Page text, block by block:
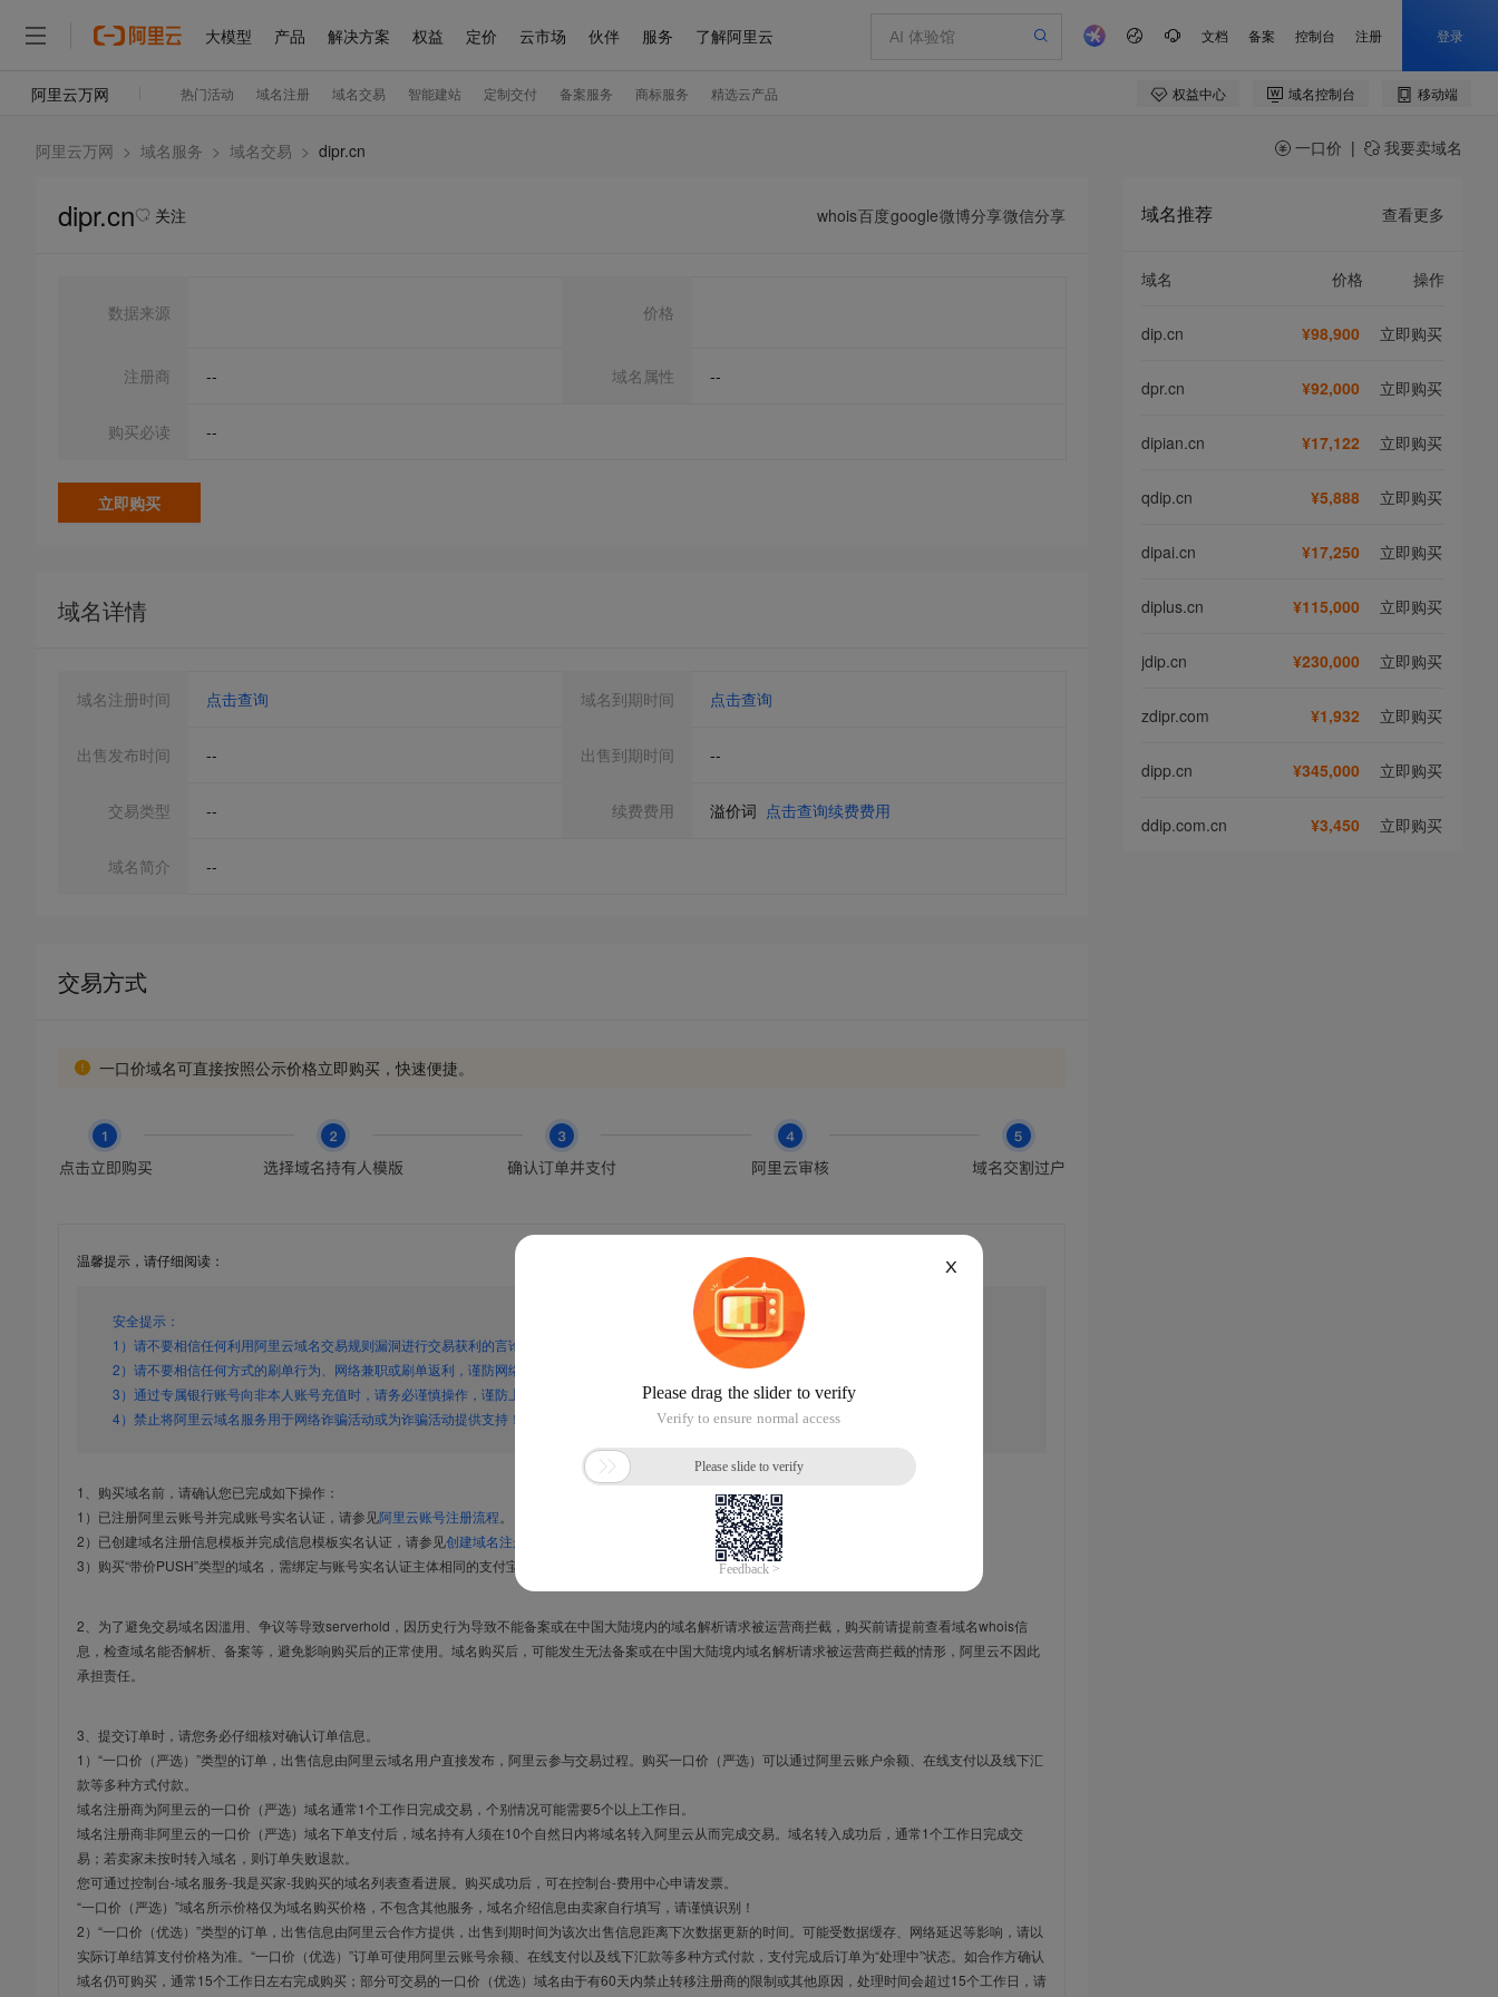
阿里云万网 > 域名服务 > 域名交易 > dipr.cn 一口价 | 我要卖域名
dipr.cn 关注 whois百度google微博分享微信分享
数据来源 价格
注册商 -- 域名属性 --
购买必读 --
立即购买
域名详情
域名注册时间 点击查询 域名到期时间 点击查询
出售发布时间 -- 出售到期时间 --
交易类型 -- 续费费用 溢价词 点击查询续费费用
域名简介 --
交易方式
一口价域名可直接按照公示价格立即购买，快速便捷。
温馨提示，请仔细阅读：
安全提示：
1）请不要相信任何利用阿里云域名交易规则漏洞进行交易获利的言论，谨防上当受骗！
2）请不要相信任何方式的刷单行为、网络兼职或刷单返利，谨防网络诈骗！
3）通过专属银行账号向非本人账号充值时，请务必谨慎操作，谨防上当受骗！
4）禁止将阿里云域名服务用于网络诈骗活动或为诈骗活动提供支持！
1、购买域名前，请确认您已完成如下操作：
1）已注册阿里云账号并完成账号实名认证，请参见阿里云账号注册流程
2）已创建域名注册信息模板并完成信息模板实名认证，请参见创建域名注册信息模板
3）购买“带价PUSH”类型的域名，需绑定与账号实名认证主体相同的支付宝，进入
完成绑定。
2、为了避免交易域名因滥用、争议等导致serverhold，因历史行为导致不能备案或在中国大陆境内的域名解析请求被运营商拦截，购买前请提前查看域名whois信
息，检查域名能否解析、备案等，避免影响购买后的正常使用。域名购买后，可能发生无法备案或在中国大陆境内域名解析请求被运营商拦截的情形，阿里云不因此
承担责任。
3、提交订单时，请您务必仔细核对确认订单信息。
1）“一口价（严选）”类型的订单，出售信息由阿里云域名用户直接发布，阿里云参与交易过程。购买一口价（严选）可以通过阿里云账户余额、在线支付以及线下汇
款等多种方式付款。
域名注册商为阿里云的一口价（严选）域名通常1个工作日完成交易，个别情况可能需要5个以上工作日。
域名注册商非阿里云的一口价（严选）域名下单支付后，域名持有人须在10个自然日内将域名转入阿里云从而完成交易。域名转入成功后，通常1个工作日完成交
易；若卖家未按时转入域名，则订单失败退款。
您可通过控制台-域名服务-我是买家-我购买的域名列表查看进展。购买成功后，可在控制台-费用中心申请发票。
“一口价（严选）”域名所示价格仅为域名购买价格，不包含其他服务，域名介绍信息由卖家自行填写，请谨慎识别！
2）“一口价（优选）”类型的订单，出售信息由阿里云合作方提供，出售到期时间为该次出售信息距离下次数据更新的时间。可能受数据缓存、网络延迟等影响，请以
实际订单结算支付价格为准。“一口价（优选）”订单可使用阿里云账号余额、在线支付以及线下汇款等多种方式付款，支付完成后订单为“处理中”状态。如合作方确认
域名仍可购买，通常15个工作日左右完成购买；部分可交易的一口价（优选）域名由于有60天内禁止转移注册商的限制或其他原因，处理时间会超过15个工作日，请
域名推荐 查看更多
域名 价格 操作
dip.cn ¥98,900 立即购买
dpr.cn ¥92,000 立即购买
dipian.cn ¥17,122 立即购买
qdip.cn ¥5,888 立即购买
dipai.cn ¥17,250 立即购买
diplus.cn ¥115,000 立即购买
jdip.cn ¥230,000 立即购买
zdipr.com ¥1,932 立即购买
dipp.cn ¥345,000 立即购买
ddip.com.cn ¥3,450 立即购买
X